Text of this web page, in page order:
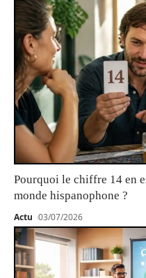
Pourquoi le chiffre 14 en
monde hispanophone ?
Actu 03/07/2026